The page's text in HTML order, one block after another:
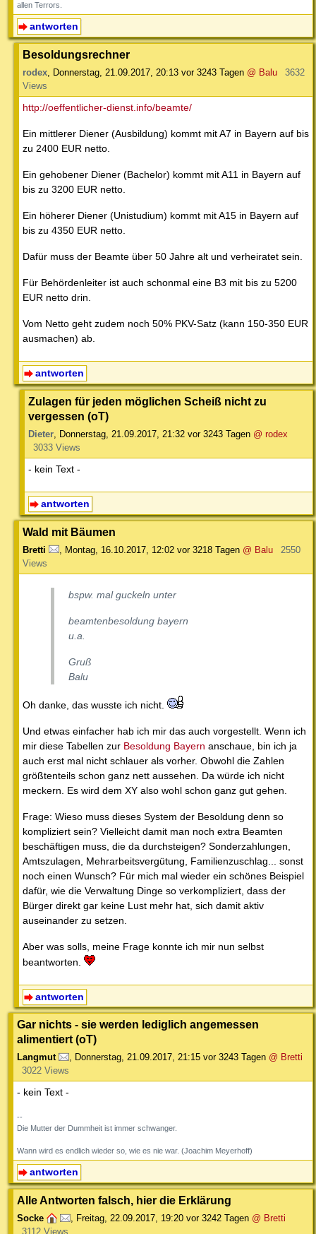
allen Terrors.
antworten
Besoldungsrechner
rodex, Donnerstag, 21.09.2017, 20:13 vor 3243 Tagen @ Balu
3632
Views
http://oeffentlicher-dienst.info/beamte/
Ein mittlerer Diener (Ausbildung) kommt mit A7 in Bayern auf bis
zu 2400 EUR netto.
Ein gehobener Diener (Bachelor) kommt mit A11 in Bayern auf
bis zu 3200 EUR netto.
Ein höherer Diener (Unistudium) kommt mit A15 in Bayern auf
bis zu 4350 EUR netto.
Dafür muss der Beamte über 50 Jahre alt und verheiratet sein.
Für Behördenleiter ist auch schonmal eine B3 mit bis zu 5200
EUR netto drin.
Vom Netto geht zudem noch 50% PKV-Satz (kann 150-350 EUR
ausmachen) ab.
antworten
Zulagen für jeden möglichen Scheiß nicht zu
vergessen (oT)
Dieter Donnerstag, 21.09.2017, 21:32 vor 3243 Tagen @ rodex
3033 Views
- kein Text -
antworten
Wald mit Bäumen
Bretti Montag, 16.10.2017, 12:02 vor 3218 Tagen @ Balu
2550
Views
bspw. mal guckeln unter
beamtenbesoldung bayern
u.a.
Gruß
Balu
Oh danke, das wusste ich nicht.
Und etwas einfacher hab ich mir das auch vorgestellt. Wenn ich
mir diese Tabellen zur Besoldung Bayern anschaue, bin ich ja
auch erst mal nicht schlauer als vorher. Obwohl die Zahlen
größtenteils schon ganz nett aussehen. Da würde ich nicht
meckern. Es wird dem XY also wohl schon ganz gut gehen.
Frage: Wieso muss dieses System der Besoldung denn so
kompliziert sein? Vielleicht damit man noch extra Beamten
beschäftigen muss, die da durchsteigen? Sonderzahlungen,
Amtszulagen, Mehrarbeitsvergütung, Familienzuschlag... sonst
noch einen Wunsch? Für mich mal wieder ein schönes Beispiel
dafür, wie die Verwaltung Dinge so verkompliziert, dass der
Bürger direkt gar keine Lust mehr hat, sich damit aktiv
auseinander zu setzen.
Aber was solls, meine Frage konnte ich mir nun selbst
beantworten.
antworten
Gar nichts - sie werden lediglich angemessen
alimentiert (oT)
Langmut , Donnerstag, 21.09.2017, 21:15 vor 3243 Tagen @ Bretti
3022 Views
- kein Text -
--
Die Mutter der Dummheit ist immer schwanger.
Wann wird es endlich wieder so, wie es nie war. (Joachim Meyerhoff)
antworten
Alle Antworten falsch, hier die Erklärung
Socke , Freitag, 22.09.2017, 19:20 vor 3242 Tagen @ Bretti
3112 Views